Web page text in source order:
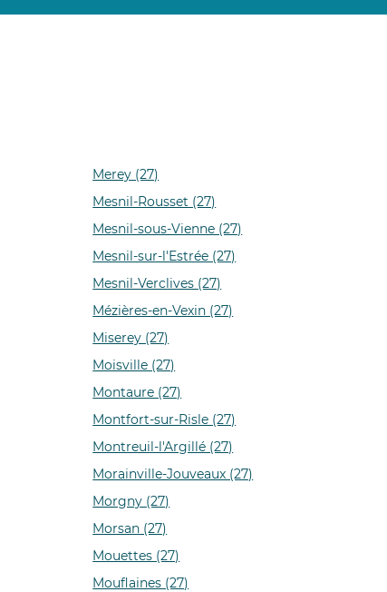
Merey (27)
Mesnil-Rousset (27)
Mesnil-sous-Vienne (27)
Mesnil-sur-l'Estrée (27)
Mesnil-Verclives (27)
Mézières-en-Vexin (27)
Miserey (27)
Moisville (27)
Montaure (27)
Montfort-sur-Risle (27)
Montreuil-l'Argillé (27)
Morainville-Jouveaux (27)
Morgny (27)
Morsan (27)
Mouettes (27)
Mouflaines (27)